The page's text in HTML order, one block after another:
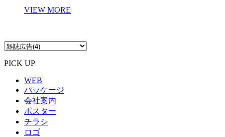
VIEW MORE
PICK UP
WEB
パッケージ
会社案内
ポスター
チラシ
ロゴ